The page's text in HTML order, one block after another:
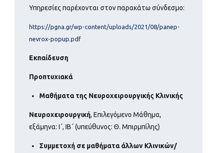
Υπηρεσίες παρέχονται στον παρακάτω σύνδεσμο:
https://pgna.gr/wp-content/uploads/2021/08/panep-
nevrox-popup.pdf
Εκπαίδευση
Προπτυχιακά
Μαθήματα της Νευροχειρουργικής Κλινικής
Νευροχειρουργική, Επιλεγόμενο Μάθημα,
εξάμηνα: Ι΄, ΙΒ΄ (υπεύθυνος: Θ. Μπιρμπίλης)
Συμμετοχή σε μαθήματα άλλων Κλινικών/